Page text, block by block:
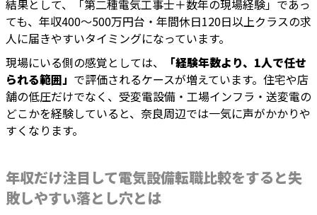
結果として、「第二種電気工事士＋数年の現場経験」であっ
ても、年収400〜500万円台・年間休日120日以上クラスの求
人に届きやすいタイミングになっています。
現場にいる側の感覚としては、
「経験年数より、1人で任せ
られる範囲」 で評価されるケースが増えています。住宅や店
舗の低圧だけでなく、受変電設備・工場インフラ・送変電の
どこかを経験していると、奈良周辺では一気に声がかかりや
すくなります。
年収だけ注目して電気設備転職比較をすると失
敗しやすい落とし穴とは